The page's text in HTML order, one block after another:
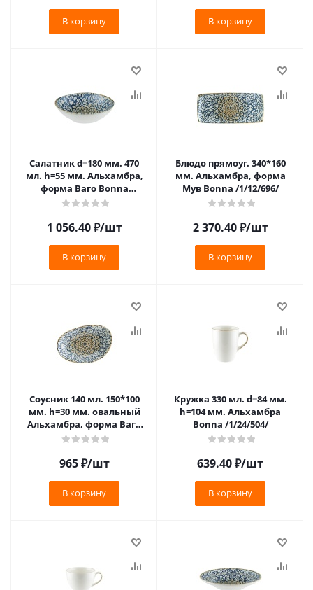
В корзину В корзину
Салатник d=180 мм. 470
мл. h=55 мм. Альхамбра,
форма Ваго Bonna
/1/12/816/
1 056.40₽/шт
В корзину
Блюдо прямоуг. 340*160
мм. Альхамбра, форма
Мув Bonna /1/12/696/
2 370.40₽/шт
В корзину
Соусник 140 мл. 150*100
мм. h=30 мм. овальный
Альхамбра, форма Ваго
Bonna /1/12/2892/
965₽/шт
В корзину
Кружка 330 мл. d=84 мм.
h=104 мм. Альхамбра
Bonna /1/24/504/
639.40₽/шт
В корзину